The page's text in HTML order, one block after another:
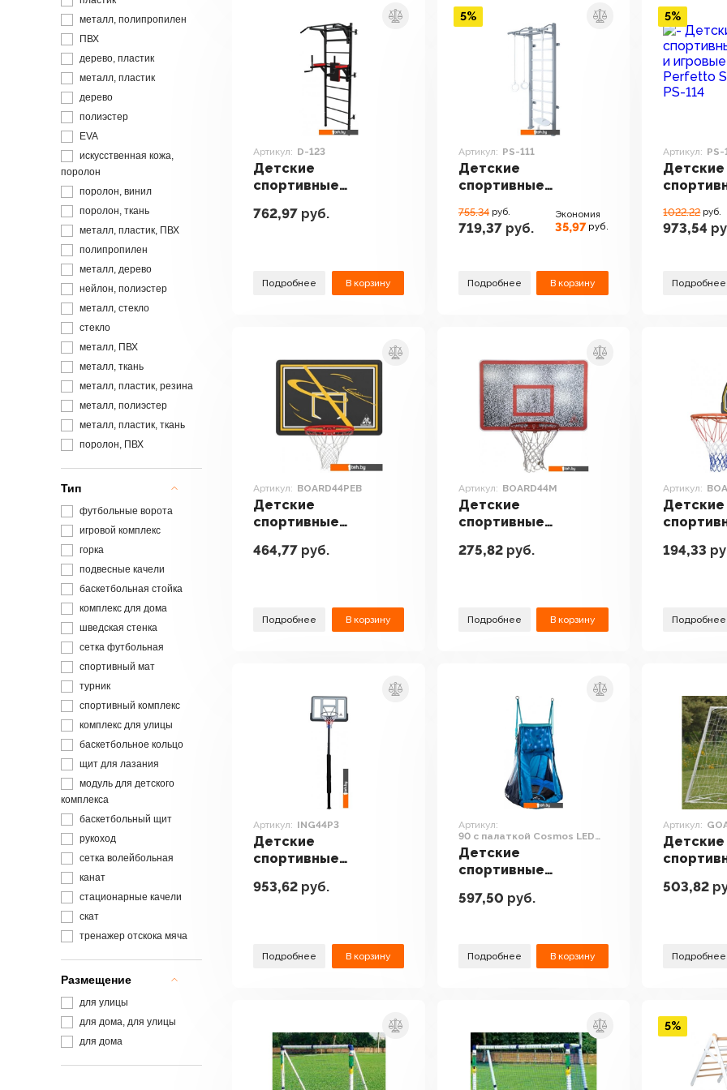
металл, полипропилен
ПВХ
дерево, пластик
металл, пластик
дерево
полиэстер
EVA
искусственная кожа,
поролон
поролон, винил
поролон, ткань
металл, пластик, ПВХ
полипропилен
металл, дерево
нейлон, полиэстер
металл, стекло
стекло
металл, ПВХ
металл, ткань
металл, пластик, резина
металл, полиэстер
металл, пластик, ткань
поролон, ПВХ
Тип
футбольные ворота
игровой комплекс
горка
подвесные качели
баскетбольная стойка
комплекс для дома
шведская стенка
сетка футбольная
cпортивный мат
турник
спортивный комплекс
комплекс для улицы
баскетбольное кольцо
щит для лазания
модуль для детского
комплекса
баскетбольный щит
рукоход
сетка волейбольная
канат
стационарные качели
скат
тренажер отскока мяча
Размещение
для улицы
для дома, для улицы
для дома
Артикул: D-123
Детские
спортивные
игровые площадки
762,97 руб.
Подробнее В корзину
Артикул: PS-111
Детские
спортивные
игровые площадки
Perfetto Sport PS-111
755.34 руб.
719,37руб.
Экономия
35,97 руб.
Подробнее В корзину
5%
Артикул: PS-
Детские
Perfetto
1022.22 руб.
973,54
Подробнее
5%
Артикул: BOARD44PEB
Детские
спортивные
игровые площадки
464,77 руб.
Подробнее В корзину
Артикул: BOARD44M
Детские
спортивные
игровые площадки
275,82руб.
Подробнее В корзину
Артикул:
Детские
игровые
194,33
Подробнее
Артикул: ING44P3
Детские
спортивные
игровые площадки
953,62 руб.
Подробнее В корзину
Артикул:
90 с палаткой Cosmos LED
72151
Детские
спортивные
игровые площадки
LED 72151
597,50 руб.
Подробнее В корзину
Артикул:
Детские
игровые
503,82
Подробнее
5%